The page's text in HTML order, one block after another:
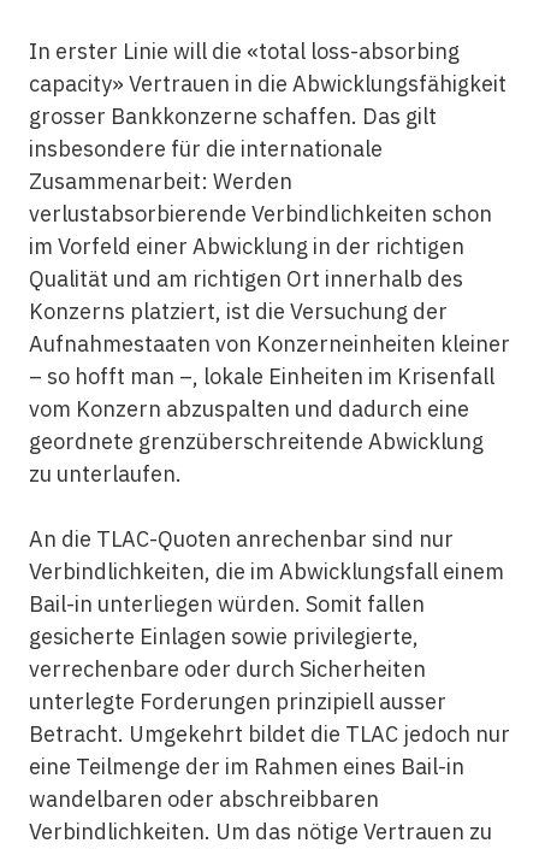
In erster Linie will die «total loss-absorbing
capacity» Vertrauen in die Abwicklungsfähigkeit
grosser Bankkonzerne schaffen. Das gilt
insbesondere für die internationale
Zusammenarbeit: Werden
verlustabsorbierende Verbindlichkeiten schon
im Vorfeld einer Abwicklung in der richtigen
Qualität und am richtigen Ort innerhalb des
Konzerns platziert, ist die Versuchung der
Aufnahmestaaten von Konzerneinheiten kleiner
– so hofft man –, lokale Einheiten im Krisenfall
vom Konzern abzuspalten und dadurch eine
geordnete grenzüberschreitende Abwicklung
zu unterlaufen.
An die TLAC-Quoten anrechenbar sind nur
Verbindlichkeiten, die im Abwicklungsfall einem
Bail-in unterliegen würden. Somit fallen
gesicherte Einlagen sowie privilegierte,
verrechenbare oder durch Sicherheiten
unterlegte Forderungen prinzipiell ausser
Betracht. Umgekehrt bildet die TLAC jedoch nur
eine Teilmenge der im Rahmen eines Bail-in
wandelbaren oder abschreibbaren
Verbindlichkeiten. Um das nötige Vertrauen zu